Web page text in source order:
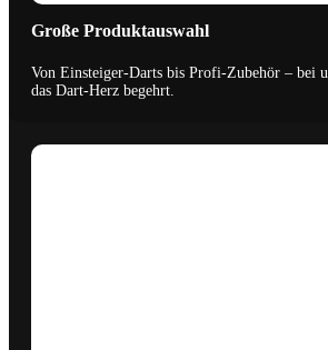
Große Produktauswahl
Von Einsteiger-Darts bis Profi-Zubehör – bei
das Dart-Herz begehrt.